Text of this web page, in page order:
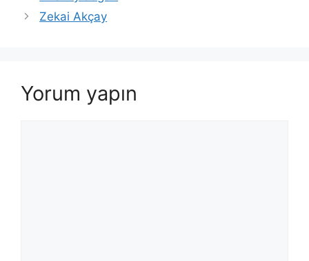
Zekai Akçay
Yorum yapın